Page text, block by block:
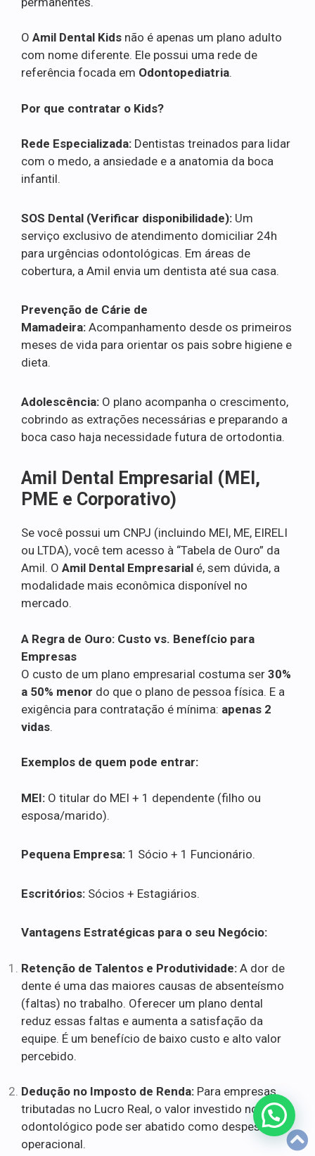
O Amil Dental Kids não é apenas um plano adulto
com nome diferente. Ele possui uma rede de
referência focada em Odontopediatria.
Por que contratar o Kids?
Rede Especializada: Dentistas treinados para lidar
com o medo, a ansiedade e a anatomia da boca
infantil.
SOS Dental (Verificar disponibilidade): Um
serviço exclusivo de atendimento domiciliar 24h
para urgências odontológicas. Em áreas de
cobertura, a Amil envia um dentista até sua casa.
Prevenção de Cárie de
Mamadeira: Acompanhamento desde os primeiros
meses de vida para orientar os pais sobre higiene e
dieta.
Adolescência: O plano acompanha o crescimento,
cobrindo as extrações necessárias e preparando a
boca caso haja necessidade futura de ortodontia.
Amil Dental Empresarial (MEI,
PME e Corporativo)
Se você possui um CNPJ (incluindo MEI, ME, EIRELI
ou LTDA), você tem acesso à “Tabela de Ouro” da
Amil. O Amil Dental Empresarial é, sem dúvida, a
modalidade mais econômica disponível no
mercado.
A Regra de Ouro: Custo vs. Benefício para
Empresas
O custo de um plano empresarial costuma ser 30%
a 50% menor do que o plano de pessoa física. E a
exigência para contratação é mínima: apenas 2
vidas.
Exemplos de quem pode entrar:
MEI: O titular do MEI + 1 dependente (filho ou
esposa/marido).
Pequena Empresa: 1 Sócio + 1 Funcionário.
Escritórios: Sócios + Estagiários.
Vantagens Estratégicas para o seu Negócio:
Retenção de Talentos e Produtividade: A dor de
dente é uma das maiores causas de absenteísmo
(faltas) no trabalho. Oferecer um plano dental
reduz essas faltas e aumenta a satisfação da
equipe. É um benefício de baixo custo e alto valor
percebido.
Dedução no Imposto de Renda: Para empresas
tributadas no Lucro Real, o valor investido no plano
odontológico pode ser abatido como despesa
operacional.